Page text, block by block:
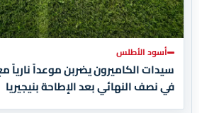
أسود الأطلس
سيدات الكاميرون يضربن موعداً
في نصف النهائي بعد الإطاحة بنيجيريا